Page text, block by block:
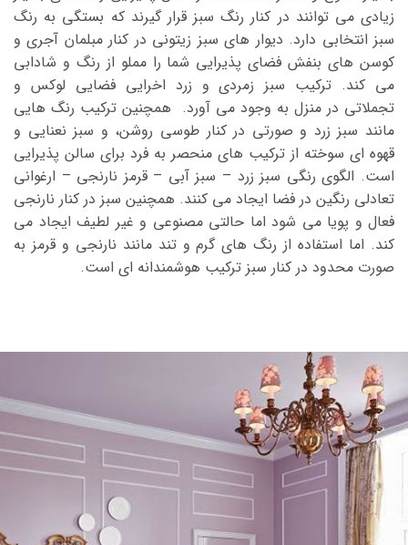
زیادی می توانند در کنار رنگ سبز قرار گیرند که بستگی به رنگ
سبز انتخابی دارد. دیوار های سبز زیتونی در کنار مبلمان آجری و
کوسن های بنفش فضای پذیرایی شما را مملو از رنگ و شادابی
می کند. ترکیب سبز زمردی و زرد اخرایی فضایی لوکس و
تجملاتی در منزل به وجود می آورد. همچنین ترکیب رنگ هایی
مانند سبز زرد و صورتی در کنار طوسی روشن، و سبز نعنایی و
قهوه ای سوخته از ترکیب های منحصر به فرد برای سالن پذیرایی
است. الگوی رنگی سبز زرد – سبز آبی – قرمز نارنجی – ارغوانی
تعادلی رنگین در فضا ایجاد می کنند. همچنین سبز در کنار نارنجی
فعال و پویا می شود اما حالتی مصنوعی و غیر لطیف ایجاد می
کند. اما استفاده از رنگ های گرم و تند مانند نارنجی و قرمز به
صورت محدود در کنار سبز ترکیب هوشمندانه ای است.